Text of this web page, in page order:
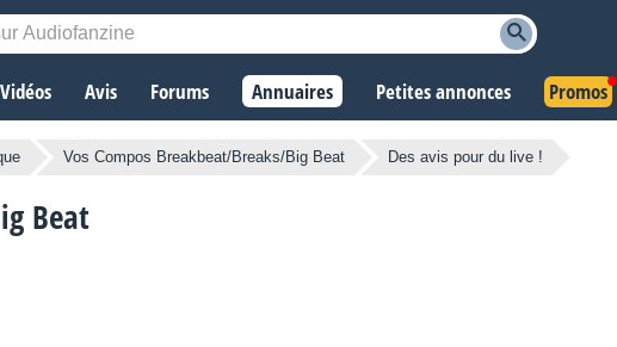
Vidéos Avis Forums Annuaires Petites annonces Promos
Vos Compos Breakbeat/Breaks/Big Beat Des avis pour du live !
Beat